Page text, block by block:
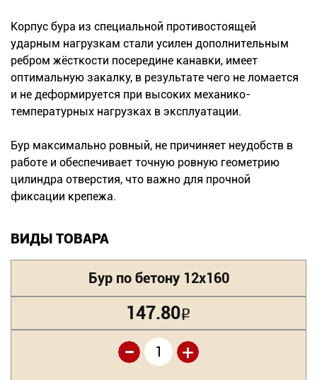
Корпус бура из специальной противостоящей
ударным нагрузкам стали усилен дополнительным
ребром жёсткости посередине канавки, имеет
оптимальную закалку, в результате чего не ломается
и не деформируется при высоких механико-
температурных нагрузках в эксплуатации.
Бур максимально ровный, не причиняет неудобств в
работе и обеспечивает точную ровную геометрию
цилиндра отверстия, что важно для прочной
фиксации крепежа.
ВИДЫ ТОВАРА
Бур по бетону 12х160
147.80Р
+
-